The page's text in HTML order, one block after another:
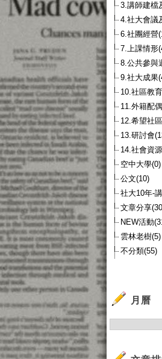
3.講師建檔
4.社大會議
6.社團經營
7.上課情形
8.公共參與
9.社大成果
10.社區教
11.外籍配
12.希望社
13.研討會
14.社會資
空中大學(0)
公文(10)
社大10年-
文章分享
NEW活動
雲林老樹(5)
不分類(55)
月曆